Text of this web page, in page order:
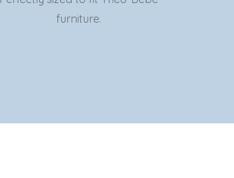
furniture.